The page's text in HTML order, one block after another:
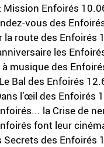
Mission Enfoirés
vous des
la route des Enfoirés
les
musique des
Bal des Enfoirés
l’œil des Enfoirés
la Crise de
font leur
Secrets des Enfoirés